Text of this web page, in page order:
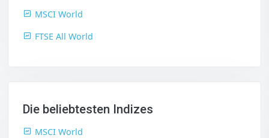
MSCI World
FTSE All World
Die beliebtesten Indizes
MSCI World